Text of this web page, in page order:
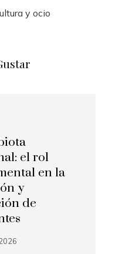
y ocio
el rol
en la
y
de